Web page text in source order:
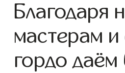
Благодаря
мастерам
гордо